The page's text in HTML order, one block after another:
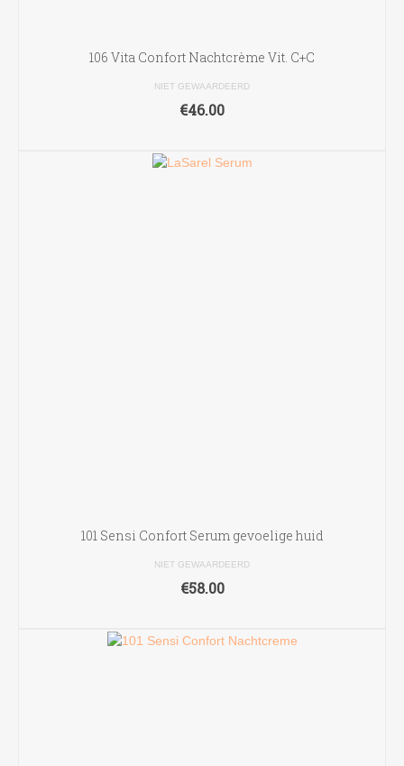
106 Vita Confort Nachtcrème Vit. C+C
NIET GEWAARDEERD
€46.00
101 Sensi Confort Serum gevoelige huid
NIET GEWAARDEERD
€58.00